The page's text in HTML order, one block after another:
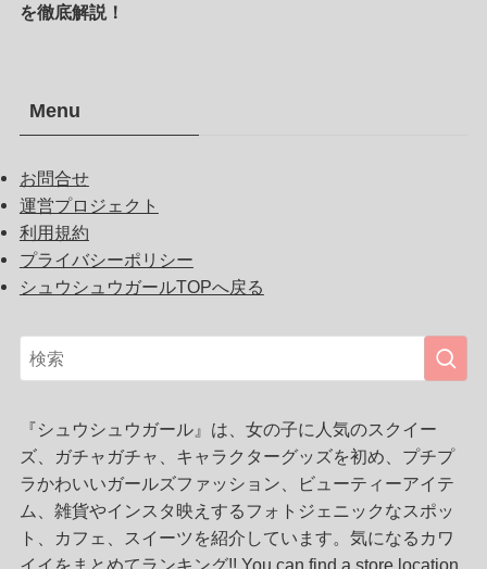
を徹底解説！
Menu
お問合せ
運営プロジェクト
利用規約
プライバシーポリシー
シュウシュウガールTOPへ戻る
『シュウシュウガール』は、女の子に人気のスクイー
ズ、ガチャガチャ、キャラクターグッズを初め、プチプ
ラかわいいガールズファッション、ビューティーアイテ
ム、雑貨やインスタ映えするフォトジェニックなスポッ
ト、カフェ、スイーツを紹介しています。気になるカワ
イイをまとめてランキング!! You can find a store location